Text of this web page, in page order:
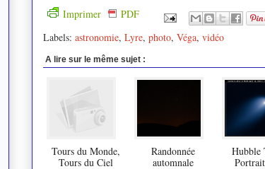
Imprimer
PDF
Labels: astronomie, Lyre, photo, Véga, vidéo
A lire sur le même sujet :
Tours du Monde,
Tours du Ciel
Randonnée
automnale
Hubble